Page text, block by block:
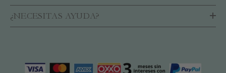
¿NECESITAS AYUDA?